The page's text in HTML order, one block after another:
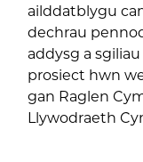
ailddatblygu
dechrau
addysg a
prosiect hwn
gan Raglen
Llywodraeth